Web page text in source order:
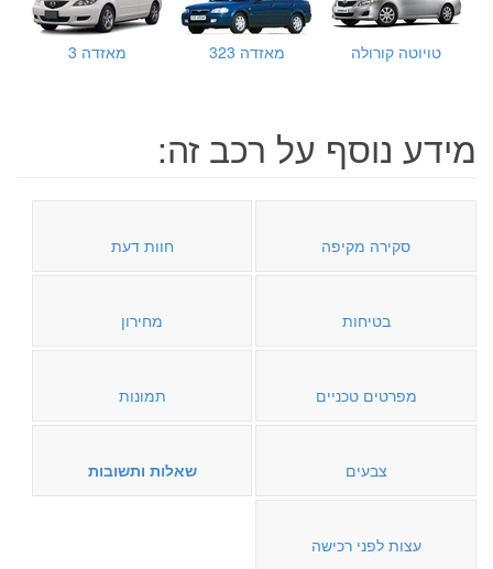
טויוטה קורולה מאזדה 323 מאזדה 3
מידע נוסף על רכב זה:
סקירה מקיפה חוות דעת
בטיחות מחירון
מפרטים טכניים תמונות
צבעים שאלות ותשובות
עצות לפני רכישה